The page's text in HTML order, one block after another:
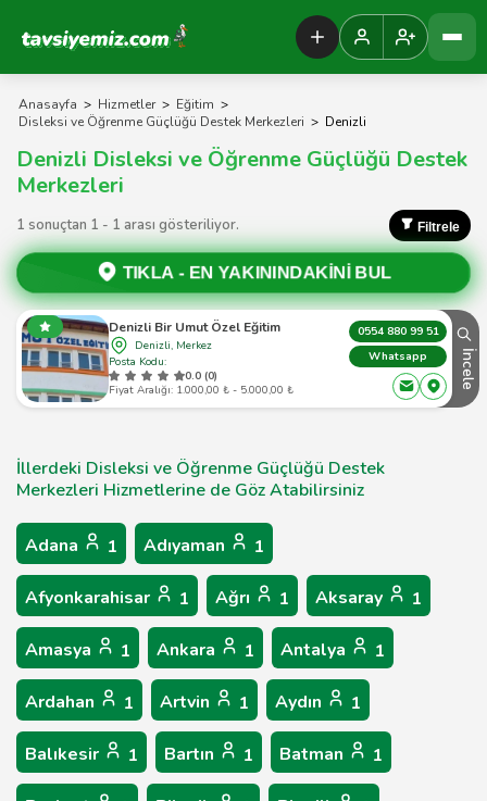
Tavsiyemiz Anasayfa
Anasayfa > Hizmetler > Eğitim >
Disleksi ve Öğrenme Güçlüğü Destek Merkezleri > Denizli
Denizli Disleksi ve Öğrenme Güçlüğü Destek
Merkezleri
1 sonuçtan 1 - 1 arası gösteriliyor. Filtrele
TIKLA - EN YAKININDAKİNİ BUL
Denizli Bir Umut Özel Eğitim
Denizli, Merkez
Posta Kodu:
0.0 (0)
Fiyat Aralığı: 1.000,00 ₺ - 5.000,00 ₺
0554 880 99 51
Whatsapp
İncele
İllerdeki Disleksi ve Öğrenme Güçlüğü Destek
Merkezleri Hizmetlerine de Göz Atabilirsiniz
Adana 1 Adıyaman 1
Afyonkarahisar 1 Ağrı 1 Aksaray 1
Amasya 1 Ankara 1 Antalya 1
Ardahan 1 Artvin 1 Aydın 1
Balıkesir 1 Bartın 1 Batman 1